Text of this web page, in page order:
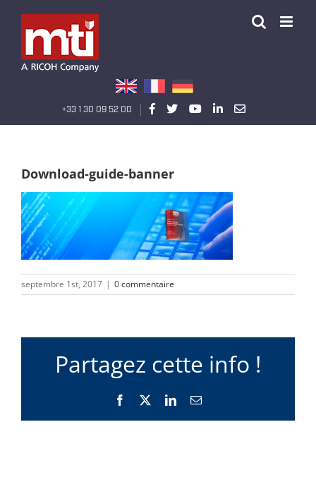
contenu
+33 1 30 09 52 00 | Précédent
Download-guide-banner
septembre 1st, 2017 | 0 commentaire
Partagez cette info !
Facebook LinkedInEmail